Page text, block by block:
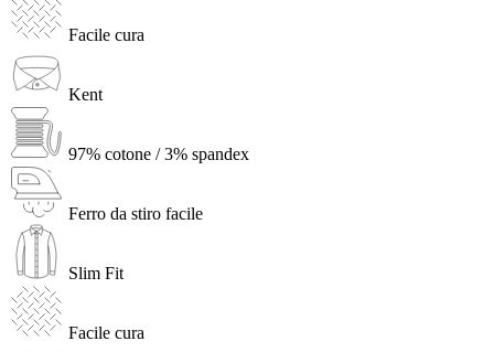
Facile cura
Kent
97% cotone / 3% spandex
Ferro da stiro facile
Slim Fit
Facile cura